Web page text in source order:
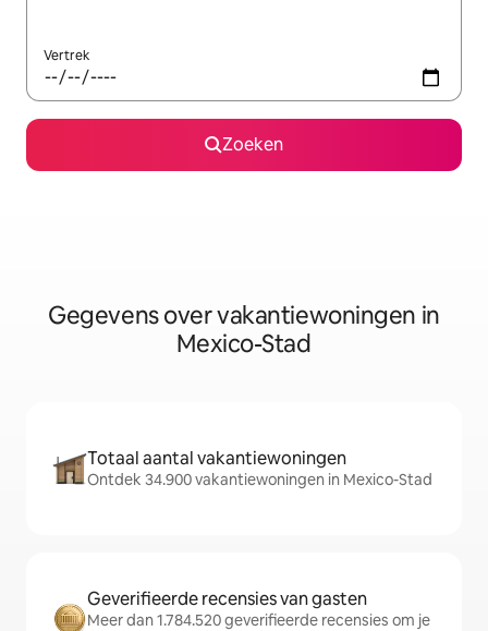
Vertrek
Zoeken
Gegevens over vakantiewoningen in
Mexico-Stad
Totaal aantal vakantiewoningen
Ontdek 34.900 vakantiewoningen in Mexico-Stad
Geverifieerde recensies van gasten
Meer dan 1.784.520 geverifieerde recensies om je